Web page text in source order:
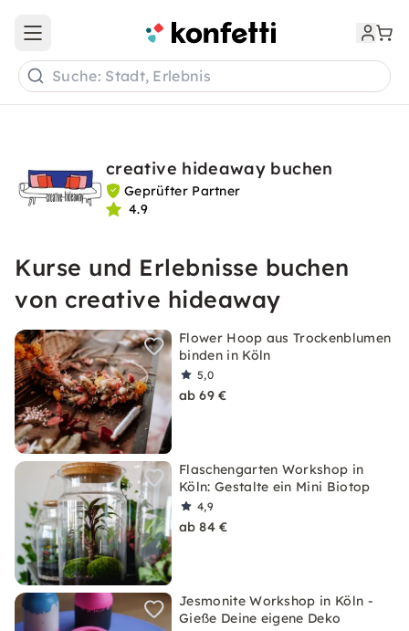
Open main menu
Suche: Stadt, Erlebnis
creative hideaway buchen
Geprüfter Partner
4.9
Kurse und Erlebnisse buchen
von creative hideaway
Flower Hoop aus Trockenblumen
binden in Köln
5,0
ab 69 €
Flaschengarten Workshop in
Köln: Gestalte ein Mini Biotop
4,9
ab 84 €
Jesmonite Workshop in Köln -
Gieße Deine eigene Deko